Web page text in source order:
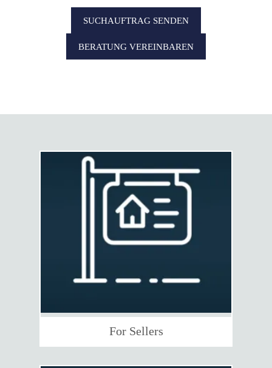
SUCHAUFTRAG SENDEN
BERATUNG VEREINBAREN
For Sellers